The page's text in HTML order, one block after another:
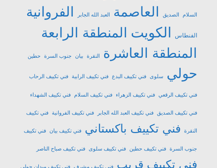
السلام الصديق العاصمة العبد الله الجابر الفروانية
الفنطاس الكويت المنطقة الرابعة
المنطقة العاشرة
النقرة بيان جنوب السرة حطين
حولي سلوى فني تكييف البدع فني تكييف الرابية فني تكييف الرحاب
فني تكييف الرقعي فني تكييف الزهراء فني تكييف السلام فني تكييف الشهداء
فني تكييف الصديق فني تكييف العبد الله الجابر فني تكييف الفروانية فني تكييف
النقرة فني تكييف باكستاني فني تكييف بيان فني تكييف
جنوب السرة فني تكييف حطين فني تكييف سلوى فني تكييف صباح الناصر
فني تكييف قريب فني تكييف مشرف فني تكييف ميدان حولي